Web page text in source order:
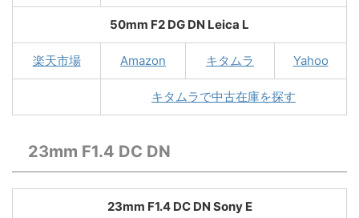
50mm F2 DG DN Leica L
楽天市場 Amazon キタムラ Yahoo
キタムラで中古在庫を探す
23mm F1.4 DC DN
23mm F1.4 DC DN Sony E